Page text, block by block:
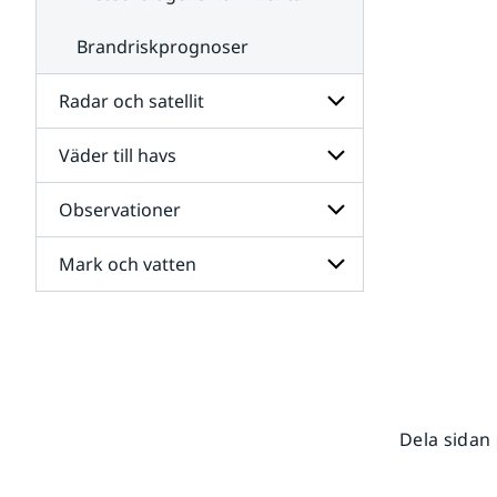
Brandriskprognoser
Radar och satellit
Undersidor
för
Radar
och
satellit
Väder till havs
Undersidor
för
Väder
till
havs
Observationer
Undersidor
för
Mark och vatten
Dela sidan